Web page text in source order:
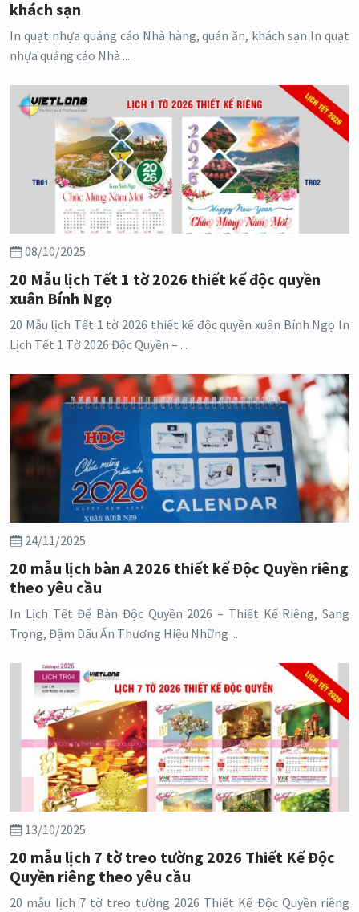
khách sạn
In quạt nhựa quảng cáo Nhà hàng, quán ăn, khách sạn In quạt
nhựa quảng cáo Nhà ...
08/10/2025
20 Mẫu lịch Tết 1 tờ 2026 thiết kế độc quyền
xuân Bính Ngọ
20 Mẫu lịch Tết 1 tờ 2026 thiết kế độc quyền xuân Bính Ngọ In
Lịch Tết 1 Tờ 2026 Độc Quyền – ...
24/11/2025
20 mẫu lịch bàn A 2026 thiết kế Độc Quyền riêng
theo yêu cầu
In Lịch Tết Để Bàn Độc Quyền 2026 – Thiết Kế Riêng, Sang
Trọng, Đậm Dấu Ấn Thương Hiệu Những ...
13/10/2025
20 mẫu lịch 7 tờ treo tường 2026 Thiết Kế Độc
Quyền riêng theo yêu cầu
20 mẫu lịch 7 tờ treo tường 2026 Thiết Kế Độc Quyền riêng